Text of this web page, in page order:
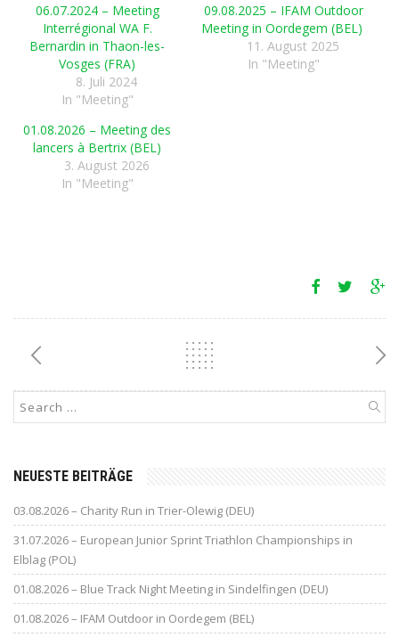
06.07.2024 – Meeting
Interrégional WA F.
Bernardin in Thaon-les-
Vosges (FRA)
8. Juli 2024
In "Meeting"
09.08.2025 – IFAM Outdoor
Meeting in Oordegem (BEL)
11. August 2025
In "Meeting"
01.08.2026 – Meeting des
lancers à Bertrix (BEL)
3. August 2026
In "Meeting"
NEUESTE BEITRÄGE
03.08.2026 – Charity Run in Trier-Olewig (DEU)
31.07.2026 – European Junior Sprint Triathlon Championships in
Elblag (POL)
01.08.2026 – Blue Track Night Meeting in Sindelfingen (DEU)
01.08.2026 – IFAM Outdoor in Oordegem (BEL)